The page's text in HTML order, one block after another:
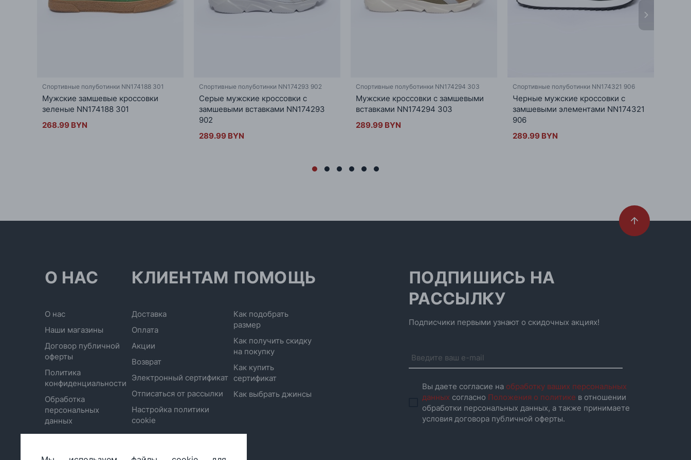
Спортивные полуботинки NN174188 301
Мужские замшевые кроссовки
зеленые NN174188 301
268.99 BYN
Спортивные полуботинки NN174293 902
Серые мужские кроссовки с
замшевыми вставками NN174293
902
289.99 BYN
Спортивные полуботинки NN174294 303
Мужские кроссовки с замшевыми
вставками NN174294 303
289.99 BYN
Спортивные полуботинки NN174321 906
Черные мужские кроссовки с
замшевыми элементами NN174321
906
289.99 BYN
О НАС
О нас
Наши магазины
Договор публичной
оферты
Политика
конфиденциальности
Обработка
персональных
данных
КЛИЕНТАМ
Доставка
Оплата
Акции
Возврат
Электронный сертификат
Отписаться от рассылки
Настройка политики
cookie
ПОМОЩЬ
Как подобрать
размер
Как получить скидку
на покупку
Как купить
сертификат
Как выбрать джинсы
ПОДПИШИСЬ НА
РАССЫЛКУ
Подписчики первыми узнают о скидочных акциях!
Вы даете согласие на обработку ваших персональных
данных согласно Положения о политике в отношении
обработки персональных данных, а также принимаете
условия договора публичной оферты.